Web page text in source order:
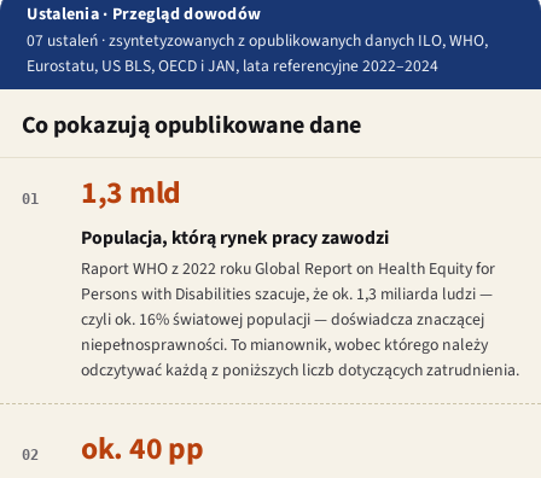
Ustalenia · Przegląd dowodów
07 ustaleń · zsyntetyzowanych z opublikowanych danych ILO, WHO,
Eurostatu, US BLS, OECD i JAN, lata referencyjne 2022–2024
Co pokazują opublikowane dane
01 1,3 mld
Populacja, którą rynek pracy zawodzi
Raport WHO z 2022 rokuGlobal Report on Health Equity for
Persons with Disabilitiesszacuje, że ok. 1,3 miliarda ludzi —
czyli ok. 16% światowej populacji — doświadcza znaczącej
niepełnosprawności. To mianownik, wobec którego należy
odczytywać każdą z poniższych liczb dotyczących zatrudnienia.
02 ok. 40 pp